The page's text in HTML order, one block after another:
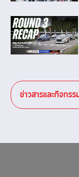
ข่าวสารและกิจกร